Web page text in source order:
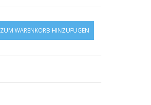
ZUM WARENKORB HINZUFÜGEN